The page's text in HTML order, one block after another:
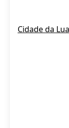
Cidade da